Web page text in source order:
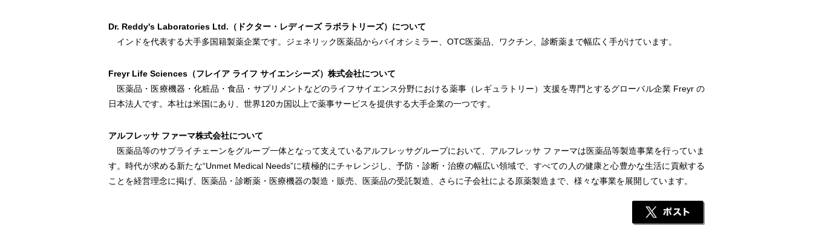
Dr. Reddy's Laboratories Ltd.（ドクター・レディーズ ラボラトリーズ）について
インドを代表する大手多国籍製薬企業です。ジェネリック医薬品からバイオシミラー、OTC医薬品、ワクチン、診断薬まで幅広く手がけています。
Freyr Life Sciences（フレイア ライフ サイエンシーズ）株式会社について
医薬品・医療機器・化粧品・食品・サプリメントなどのライフサイエンス分野における薬事（レギュラトリー）支援を専門とするグローバル企業 Freyr の
日本法人です。本社は米国にあり、世界120カ国以上で薬事サービスを提供する大手企業の一つです。
アルフレッサ ファーマ株式会社について
医薬品等のサプライチェーンをグループ一体となって支えているアルフレッサグループにおいて、アルフレッサ ファーマは医薬品等製造事業を行っていま
す。時代が求める新たな“Unmet Medical Needs”に積極的にチャレンジし、予防・診断・治療の幅広い領域で、すべての人の健康と心豊かな生活に貢献する
ことを経営理念に掲げ、医薬品・診断薬・医療機器の製造・販売、医薬品の受託製造、さらに子会社による原薬製造まで、様々な事業を展開しています。